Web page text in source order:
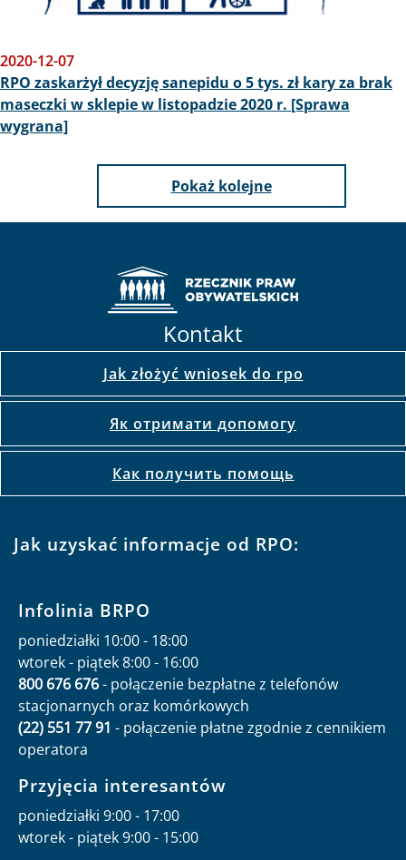
2020-12-07
RPO zaskarżył decyzję sanepidu o 5 tys. zł kary za brak
maseczki w sklepie w listopadzie 2020 r. [Sprawa
wygrana]
Pokaż kolejne
Kontakt
Jak złożyć wniosek do rpo
Як отримати допомогу
Как получить помощь
Jak uzyskać informacje od RPO:
Infolinia BRPO
poniedziałki 10:00 - 18:00
wtorek - piątek 8:00 - 16:00
800 676 676- połączenie bezpłatne z telefonów
stacjonarnych oraz komórkowych
(22) 551 77 91 - połączenie płatne zgodnie z cennikiem
operatora
Przyjęcia interesantów
poniedziałki 9:00 - 17:00
wtorek - piątek 9:00 - 15:00